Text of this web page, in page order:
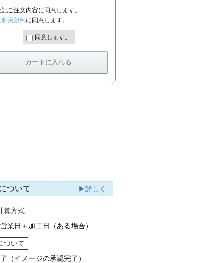
記ご注文内容に同意します。
利用規約に同意します。
同意します。
ついて ▶詳しく
算方式
業日＋加工日（ある場合）
ついて
（イメージの承認完了）